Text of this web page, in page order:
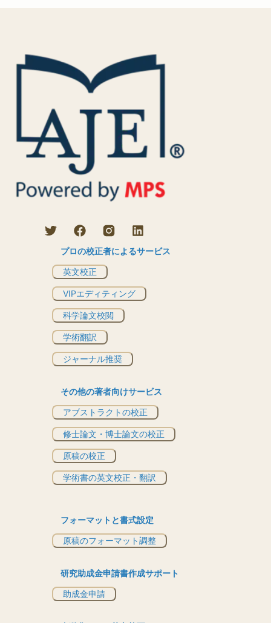
プロの校正者によるサービス
英文校正
VIPエディティング
科学論文校閲
学術翻訳
ジャーナル推奨
その他の著者向けサービス
アブストラクトの校正
修士論文・博士論文の校正
原稿の校正
学術書の英文校正・翻訳
フォーマットと書式設定
原稿のフォーマット調整
研究助成金申請書作成サポート
助成金申請